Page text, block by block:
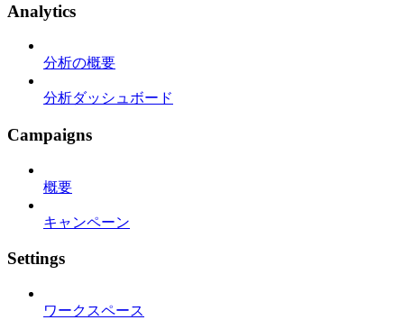
Analytics
分析の概要
分析ダッシュボード
Campaigns
概要
キャンペーン
Settings
ワークスペース